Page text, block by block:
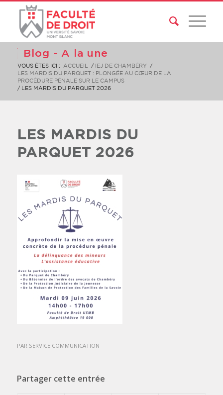
Blog - A la une
VOUS ÊTES ICI : ACCUEIL / IEJ DE CHAMBÉRY
/
LES MARDIS DU PARQUET : PLONGÉE AU CŒUR DE LA
PROCÉDURE PÉNALE SUR LE CAMPUS
/ LES MARDIS DU PARQUET 2026
LES MARDIS DU
PARQUET 2026
PAR SERVICE COMMUNICATION
Partager cette entrée